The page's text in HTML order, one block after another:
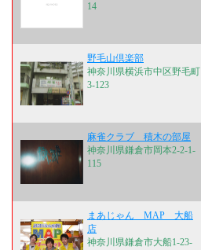
14
野毛山倶楽部
神奈川県横浜市中区野毛町
3-123
麻雀クラブ 積木の部屋
神奈川県鎌倉市岡本2-2-1-
115
まあじゃん MAP 大船
店
神奈川県鎌倉市大船1-23-